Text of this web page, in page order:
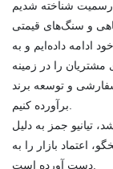
و سنگ‌های قیمتی
ادامه داده‌ایم و به
مشتریان را در زمینه
و توسعه برند
تیانیو جمز به دلیل
اعتماد بازار را به